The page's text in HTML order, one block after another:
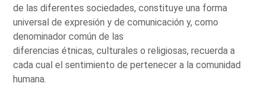
de las diferentes sociedades, constituye una forma
universal de expresión y de comunicación y, como
denominador común de las
diferencias étnicas, culturales o religiosas, recuerda a
cada cual el sentimiento de pertenecer a la comunidad
humana.